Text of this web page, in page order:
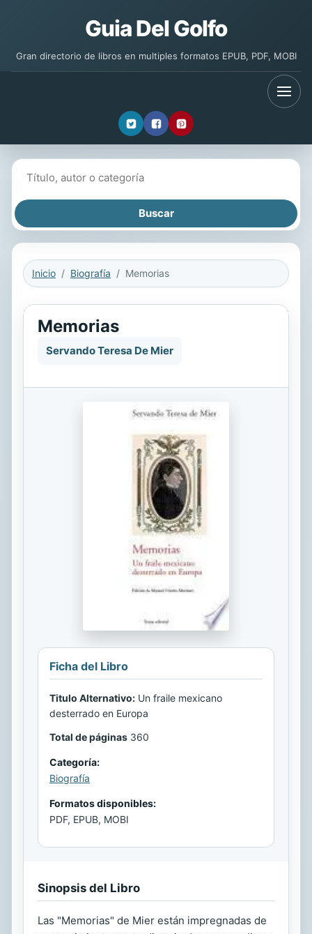
Guia Del Golfo
Gran directorio de libros en multiples formatos EPUB, PDF, MOBI
Inicio Biografía Memorias
Memorias
Servando Teresa De Mier
Ficha del Libro
Titulo Alternativo: Un fraile mexicano
desterrado en Europa
Total de páginas 360
Categoría:
Biografía
Formatos disponibles:
PDF, EPUB, MOBI
Sinopsis del Libro
Las "Memorias" de Mier están impregnadas de